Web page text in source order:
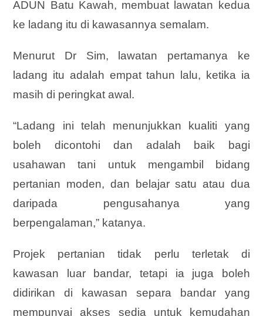
ADUN Batu Kawah, membuat lawatan kedua
ke ladang itu di kawasannya semalam.
Menurut Dr Sim, lawatan pertamanya ke
ladang itu adalah empat tahun lalu, ketika ia
masih di peringkat awal.
“Ladang ini telah menunjukkan kualiti yang
boleh dicontohi dan adalah baik bagi
usahawan tani untuk mengambil bidang
pertanian moden, dan belajar satu atau dua
daripada pengusahanya yang
berpengalaman,” katanya.
Projek pertanian tidak perlu terletak di
kawasan luar bandar, tetapi ia juga boleh
didirikan di kawasan separa bandar yang
mempunyai akses sedia untuk kemudahan